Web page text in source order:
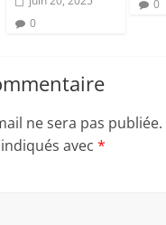
0
0
ne sera pas publiée.
avec *